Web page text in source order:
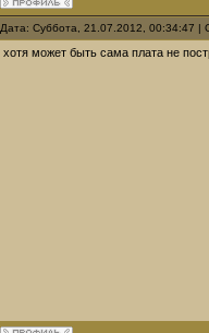
Дата: Суббота, 21.07.2012, 00:34:47
хотя может быть сама плата не